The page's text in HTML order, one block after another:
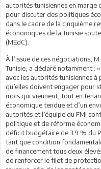
autorités tunisiennes en marge
pour discuter des politiques
dans le cadre de la cinquième
économiques de la Tunisie
(MEdC).
À l’issue de ces négociations,
Tunisie, a déclaré notamment :
avec les autorités tunisiennes
qu’elles doivent engager pour
mois qui viennent, tout en
économique tendue et d’un
autorités et l’équipe du FMI
politique et de réforme
déficit budgétaire de 3.9 % du
tant que condition
de financement tous deux
de renforcer le filet de